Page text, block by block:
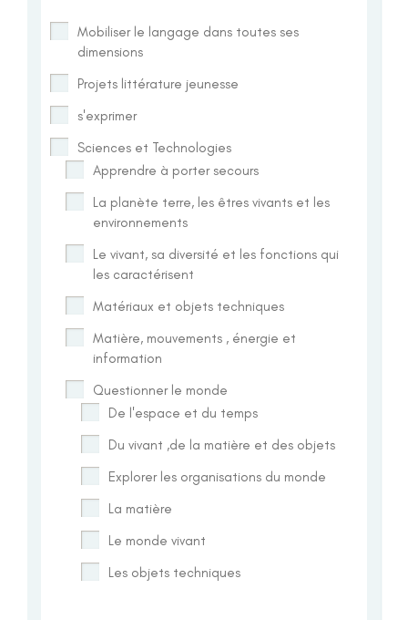
Mobiliser le langage dans toutes ses
dimensions
Projets littérature jeunesse
s'exprimer
Sciences et Technologies
Apprendre à porter secours
La planète terre, les êtres vivants et les
environnements
Le vivant, sa diversité et les fonctions qui
les caractérisent
Matériaux et objets techniques
Matière, mouvements , énergie et
information
Questionner le monde
De l'espace et du temps
Du vivant ,de la matière et des objets
Explorer les organisations du monde
La matière
Le monde vivant
Les objets techniques